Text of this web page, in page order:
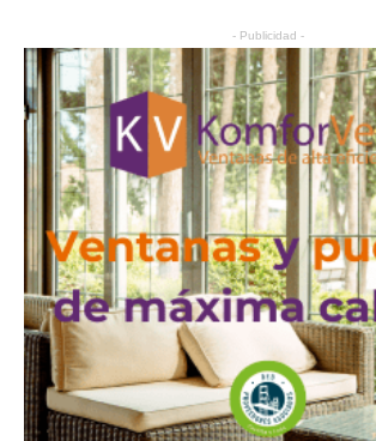
- Publicidad -